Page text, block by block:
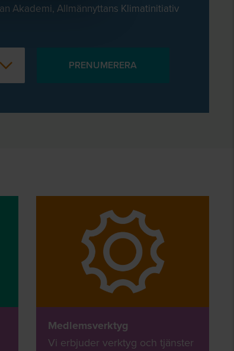
Akademi, Allmännyttans Klimatinitiativ
Medlemsverktyg
Vi erbjuder verktyg och tjänster